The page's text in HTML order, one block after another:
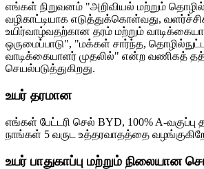
எங்கள் நிறுவனம் "அறிவியல் மற்றும்
வழிகாட்டியாக எடுத்துக்கொள்வது,
உயிர்வாழ்வதற்கான தரம் மற்றும்
ஒருமைப்பாடு", "மக்கள் சார்ந்த, தொழில்நுட்ப
வாடிக்கையாளர் முதலில்" என்ற வணிகத்
செயல்படுத்துகிறது.
உயர் தரமான
எங்கள் பேட்டரி செல் BYD, 100% A-வகுப்பு
நாங்கள் 5 வருட உத்தரவாதத்தை
உயர் பாதுகாப்பு மற்றும் நிலையான